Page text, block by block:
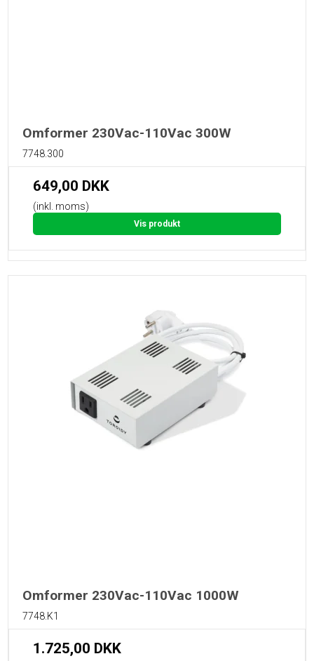
Omformer 230Vac-110Vac 300W
7748.300
649,00 DKK
(inkl. moms)
Vis produkt
Omformer 230Vac-110Vac 1000W
7748.K1
1.725,00 DKK